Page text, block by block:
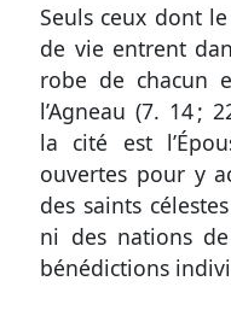
Seuls ceux dont
de vie entrent
robe de chacun
l’Agneau (7. 14;
la cité est
ouvertes pour y
des saints
ni des nations
bénédictions